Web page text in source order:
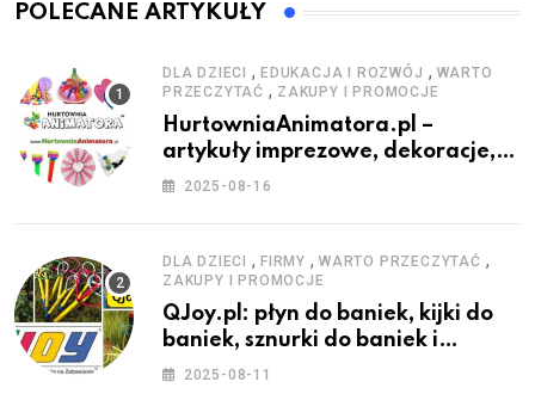
POLECANE ARTYKUŁY
DLA DZIECI , EDUKACJA I ROZWÓJ , WARTO
PRZECZYTAĆ , ZAKUPY I PROMOCJE
HurtowniaAnimatora.pl –
artykuły imprezowe, dekoracje,
stroje i akcesoria dla animatorów
2025-08-16
DLA DZIECI , FIRMY , WARTO PRZECZYTAĆ ,
ZAKUPY I PROMOCJE
QJoy.pl: płyn do baniek, kijki do
baniek, sznurki do baniek i
zestawy do baniek
2025-08-11